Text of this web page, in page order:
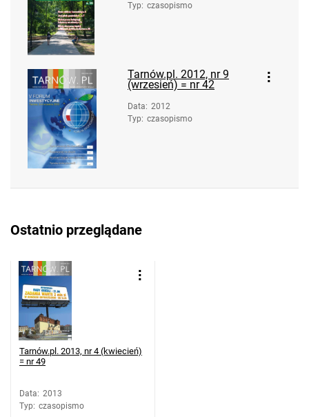
Typ: czasopismo
Tarnów.pl. 2012, nr 9
(wrzesień) = nr 42
Data: 2012
Typ: czasopismo
Ostatnio przeglądane
Tarnów.pl. 2013, nr 4 (kwiecień)
= nr 49
Data: 2013
Typ: czasopismo